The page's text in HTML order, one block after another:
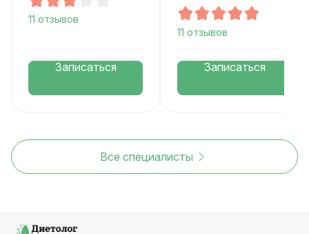
11 отзывов
Записаться
11 отзывов
Записаться
Все специалисты